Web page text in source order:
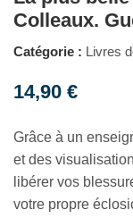
Colleaux.
Catégorie : Livres
14,90 €
Grâce à un
et des
libérer vos
votre propre